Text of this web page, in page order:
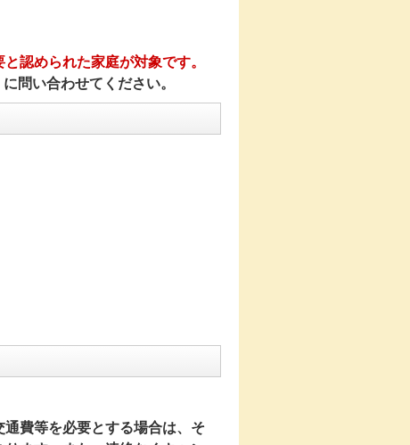
認められた家庭が対象です。
問い合わせてください。
通費等を必要とする場合は、そ